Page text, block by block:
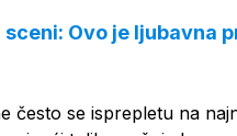
Ovo je ljubavna
često se isprepletu na